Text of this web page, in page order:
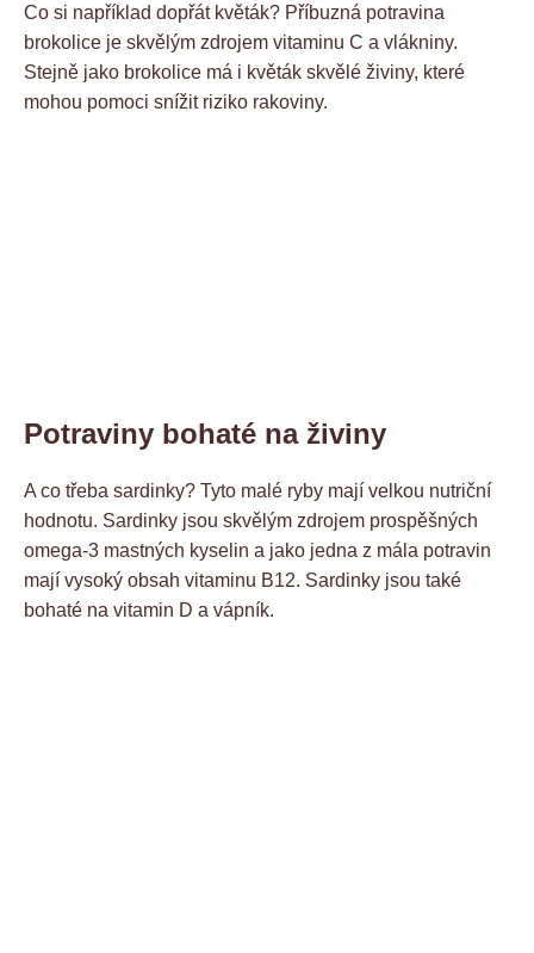
Co si například dopřát květák? Příbuzná potravina
brokolice je skvělým zdrojem vitaminu C a vlákniny.
Stejně jako brokolice má i květák skvělé živiny, které
mohou pomoci snížit riziko rakoviny.
Potraviny bohaté na živiny
A co třeba sardinky? Tyto malé ryby mají velkou nutriční
hodnotu. Sardinky jsou skvělým zdrojem prospěšných
omega-3 mastných kyselin a jako jedna z mála potravin
mají vysoký obsah vitaminu B12. Sardinky jsou také
bohaté na vitamin D a vápník.